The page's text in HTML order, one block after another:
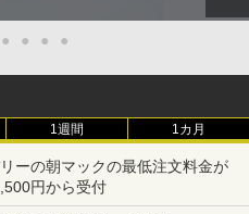
● ● ● ●
1週間 1カ月
ーの朝マックの最低注文料金が
円から受付